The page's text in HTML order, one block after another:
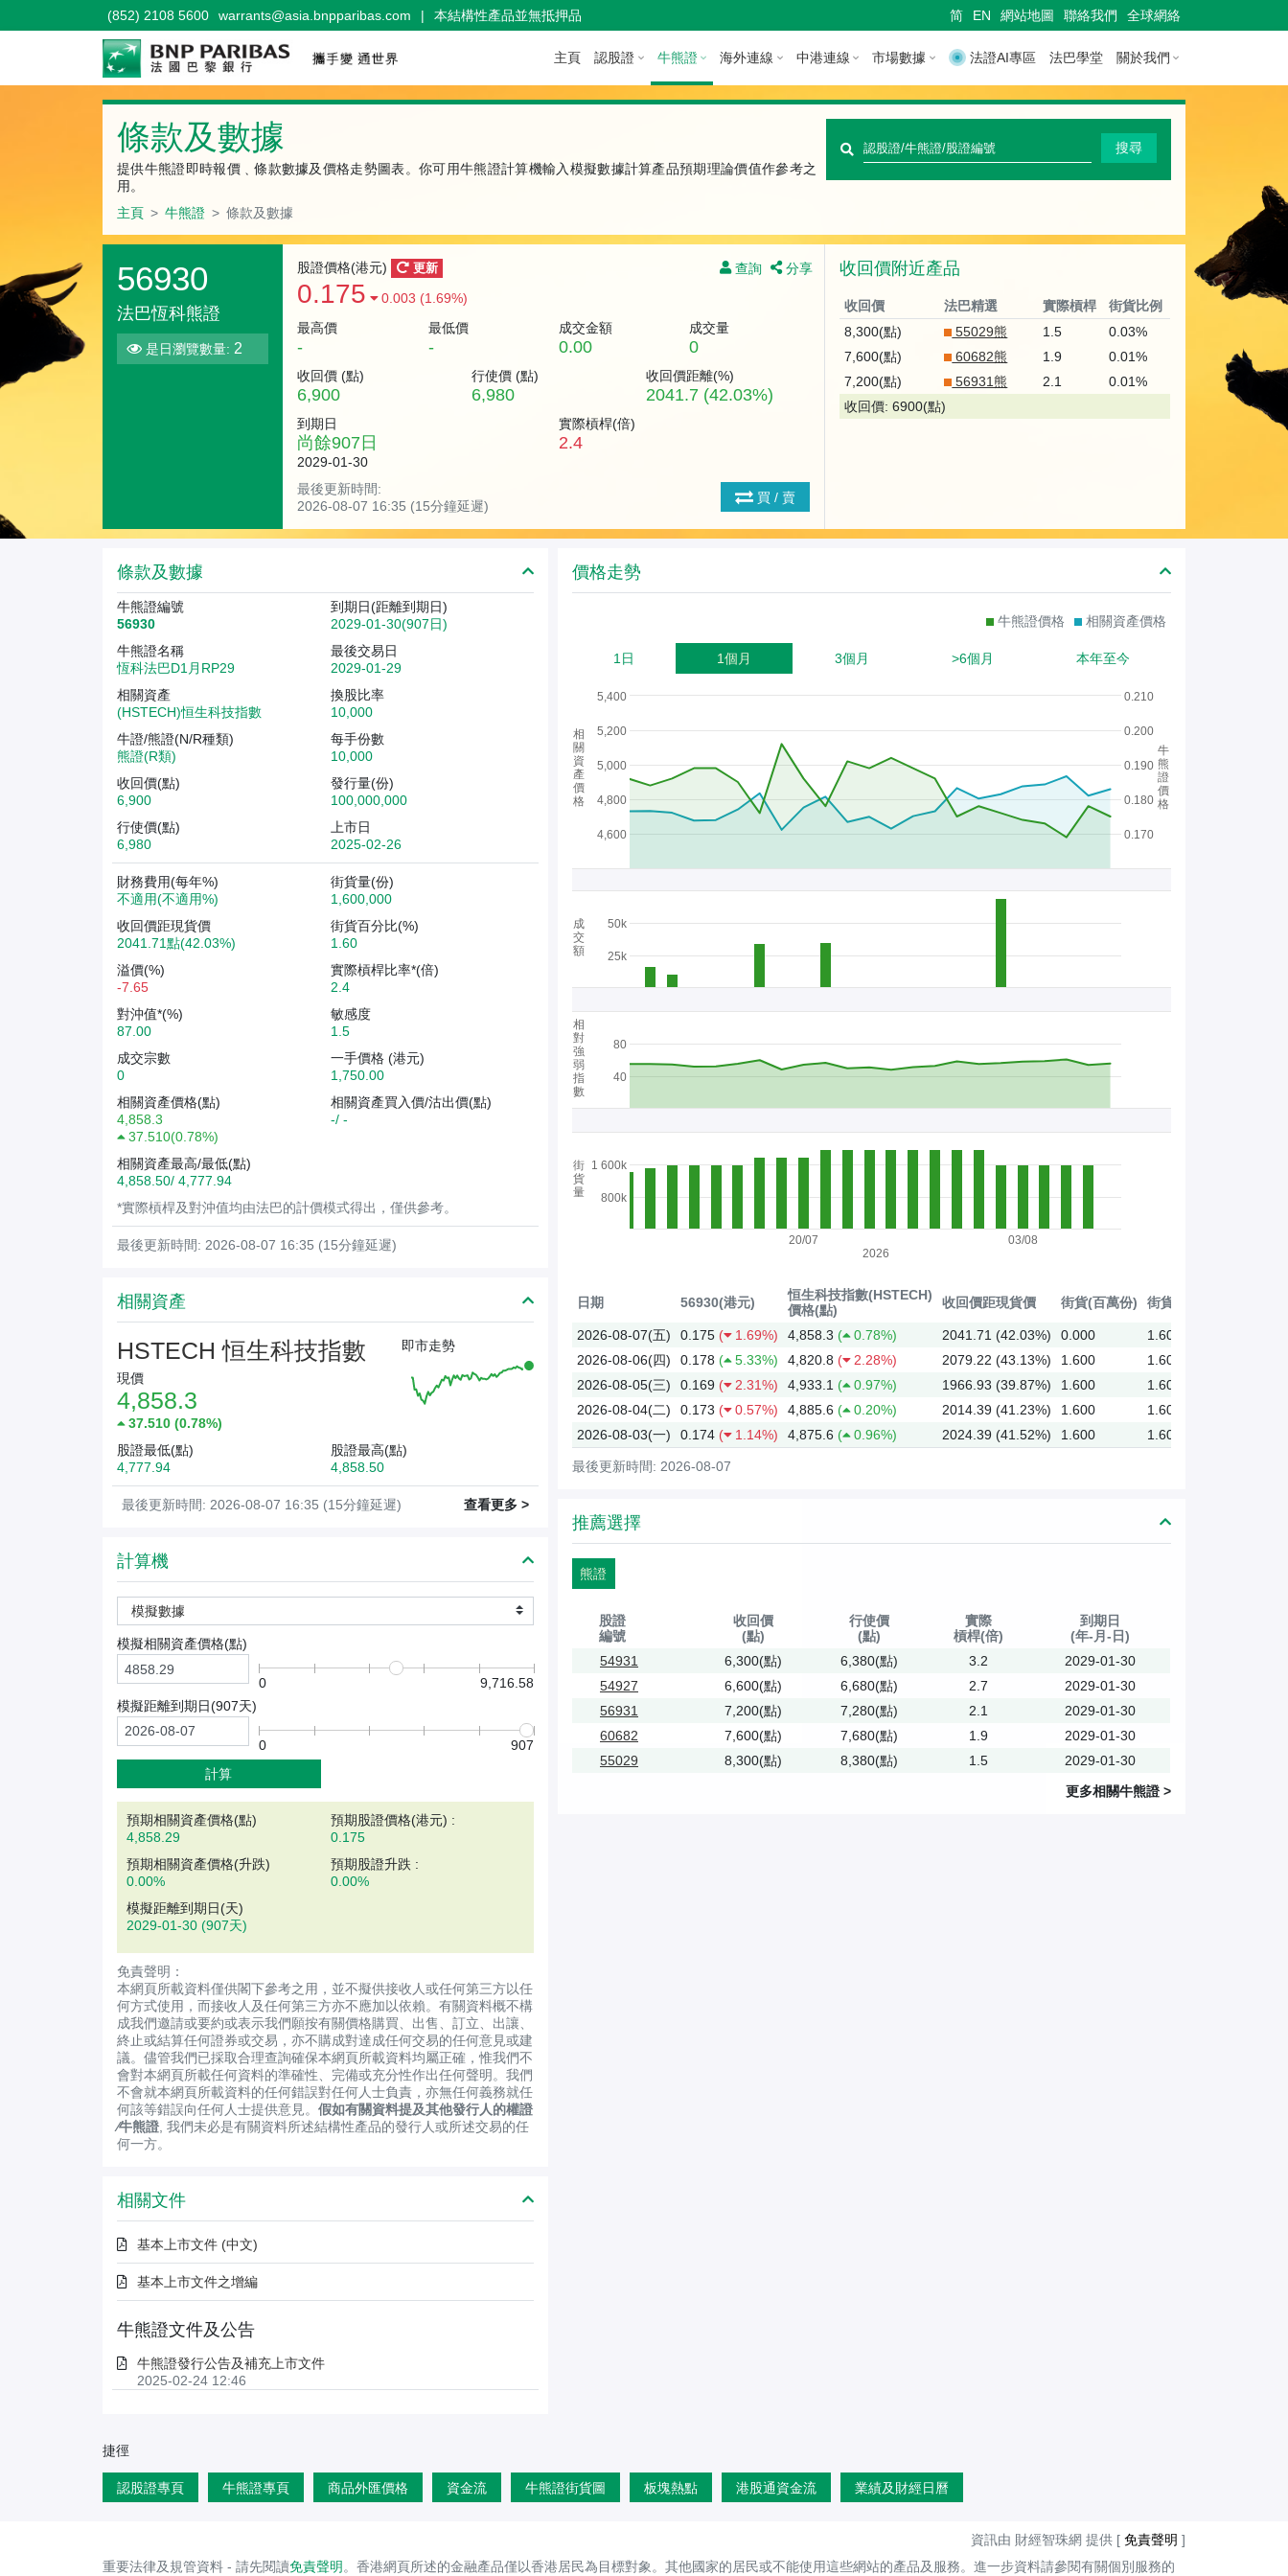
(852) 2108 5600 warrants@asia.bnpparibas.com | 本結構性產品並無抵押品 简 EN 網站地圖 聯絡我們 全球網絡
主頁 認股證 牛熊證 海外連線 中港連線 市場數據 法證AI專區 法巴學堂 關於我們
牛熊證
條款及數據
提供牛熊證即時報價﹑條款數據及價格走勢圖表。你可用牛熊證計算機輸入模擬數據計算產品預期理論價值作參考之
用。
主頁
牛熊證 條款及數據
快
速
尋
認
股
證
/
牛
股
搜尋
56930
法巴恆科熊證
是日瀏覽數量: 2
查詢 分享
股證價格(港元) 更新
0.175
0.003 (1.69%)
最高價
-
最低價
-
成交金額
0.00
成交量
0
收回價 (點)
6,900
行使價 (點)
6,980
收回價距離(%)
2041.7 (42.03%)
到期日
尚餘907日
2029-01-30
實際槓桿(倍)
2.4
最後更新時間:
2026-08-07 16:35 (15分鐘延遲)
買 / 賣
收回價附近產品
收回價 法巴精選 實際槓桿
街貨比例
8,300(點)
55029熊 1.5
0.03%
7,600(點)
60682熊 1.9
0.01%
7,200(點)
56931熊 2.1
0.01%
收回價: 6900(點)
條款及數據
牛熊證編號
56930
到期日(距離到期日)
2029-01-30(907日)
牛熊證名稱
恆科法巴D1月RP29
最後交易日
2029-01-29
相關資產
(HSTECH)恒生科技指數
換股比率
10,000
牛證/熊證(N/R種類)
熊證(R類)
每手份數
10,000
收回價(點)
6,900
發行量(份)
100,000,000
行使價(點)
6,980
上市日
2025-02-26
財務費用(每年%)
不適用(不適用%)
街貨量(份)
1,600,000
收回價距現貨價
2041.71點(42.03%)
街貨百分比(%)
1.60
溢價(%)
-7.65
實際槓桿比率*(倍)
2.4
對沖值*(%)
87.00
敏感度
1.5
成交宗數
0
一手價格 (港元)
1,750.00
相關資產價格(點)
4,858.3
37.510(0.78%)
相關資產買入價/沽出價(點)
-/ -
相關資產最高/最低(點)
4,858.50/ 4,777.94
*實際槓桿及對沖值均由法巴的計價模式得出，僅供參考。
最後更新時間: 2026-08-07 16:35 (15分鐘延遲)
相關資產
HSTECH 恒生科技指數
現價
4,858.3
37.510 (0.78%)
即市走勢
股證最低(點)
4,777.94
股證最高(點)
4,858.50
最後更新時間: 2026-08-07 16:35 (15分鐘延遲) 查看更多 >
計算機
模擬數據
模擬相關資產價格(點)
0
9,716.58
模擬距離到期日(907天)
0
907
計算
預期相關資產價格(點)
4,858.29
預期股證價格(港元) :
0.175
預期相關資產價格(升跌)
0.00%
預期股證升跌 :
0.00%
模擬距離到期日(天)
2029-01-30 (907天)
免責聲明：
本網頁所載資料僅供閣下參考之用，並不擬供接收人或任何第三方以任
何方式使用，而接收人及任何第三方亦不應加以依賴。有關資料概不構
成我們邀請或要約或表示我們願按有關價格購買、出售、訂立、出讓、
終止或結算任何證券或交易，亦不購成對達成任何交易的任何意見或建
議。儘管我們已採取合理查詢確保本網頁所載資料均屬正確，惟我們不
會對本網頁所載任何資料的準確性、完備或充分性作出任何聲明。我們
不會就本網頁所載資料的任何錯誤對任何人士負責，亦無任何義務就任
何該等錯誤向任何人士提供意見。 假如有關資料提及其他發行人的權證
∕牛熊證, 我們未必是有關資料所述結構性產品的發行人或所述交易的任
何一方。
相關文件
基本上市文件 (中文)
基本上市文件之增編
牛熊證文件及公告
牛熊證發行公告及補充上市文件
2025-02-24 12:46
價格走勢
牛熊證價格 相關資產價格
1日 1個月 3個月 >6個月 本年至今
20/07 03/08
4,800
4,600
5,000
5,200
5,400
0.200
0.170
0.180
0.190
0.210
25k
50k
40
80
800k
1 600k
2026
相
關
資
產
價
格
牛
熊
證
價
格
成
交
額
相
對
強
弱
指
數
街
貨
量
日期 56930(港元)
恒生科技指數(HSTECH)
價格(點)
收回價距現貨價 街貨(百萬份) 街貨(%)
2026-08-07(五) 0.175 ( 1.69%) 4,858.3 ( 0.78%) 2041.71 (42.03%) 0.000
1.60%
2026-08-06(四)
0.178 ( 5.33%) 4,820.8 ( 2.28%) 2079.22 (43.13%) 1.600
1.60%
2026-08-05(三)
0.169 ( 2.31%) 4,933.1 ( 0.97%) 1966.93 (39.87%) 1.600
1.60%
2026-08-04(二)
0.173 ( 0.57%) 4,885.6 ( 0.20%) 2014.39 (41.23%) 1.600
1.60%
2026-08-03(一)
0.174 ( 1.14%) 4,875.6 ( 0.96%) 2024.39 (41.52%) 1.600 1.60%
最後更新時間: 2026-08-07
推薦選擇
熊證
股證
編號
收回價
(點)
行使價
(點)
實際
槓桿(倍)
到期日
(年-月-日)
54931
6,300(點) 6,380(點) 3.2
2029-01-30
54927
6,600(點) 6,680(點) 2.7
2029-01-30
56931
7,200(點) 7,280(點) 2.1
2029-01-30
60682
7,600(點) 7,680(點) 1.9
2029-01-30
55029
8,300(點) 8,380(點) 1.5
2029-01-30
更多相關牛熊證>
捷徑
認股證專頁 牛熊證專頁 商品外匯價格 資金流 牛熊證街貨圖 板塊熱點 港股通資金流 業績及財經日曆
資訊由 財經智珠網 提供 [ 免責聲明 ]
重要法律及規管資料 - 請先閱讀免責聲明 。香港網頁所述的金融產品僅以香港居民為目標對象。其他國家的居民或不能使用這些網站的產品及服務。進一步資料請參閱有關個別服務的